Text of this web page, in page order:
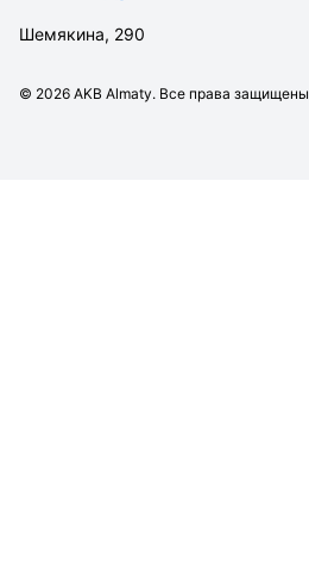
Шемякина, 290
© 2026 AKB Almaty. Все права защищены